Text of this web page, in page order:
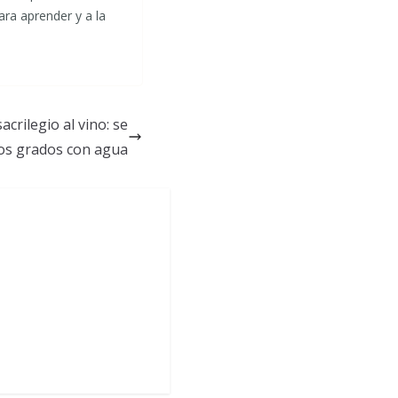
aprender y a la
al vino: se
grados con agua